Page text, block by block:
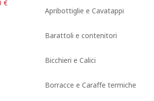
€
Apribottiglie e Cavatappi
Barattoli e contenitori
Bicchieri e Calici
Borracce e Caraffe termiche